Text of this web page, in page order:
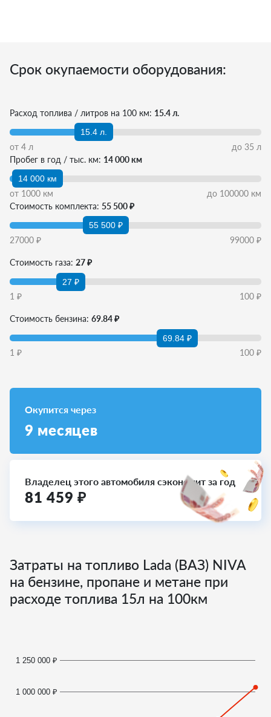
Срок окупаемости оборудования:
Расход топлива / литров на 100 км: 15.4 л.
15.4 л.
от 4 л до 35 л
Пробег в год / тыс. км: 14 000 км
14 000 км
от 1000 км до 100000 км
Стоимость комплекта: 55 500 ₽
55 500 ₽
27000 ₽ 99000 ₽
Стоимость газа: 27 ₽
27 ₽
1 ₽ 100 ₽
Стоимость бензина: 69.84 ₽
69.84 ₽
1 ₽ 100 ₽
Окупится через
9 месяцев
Владелец этого автомобиля сэкономит за год
81 459 ₽
Затраты на топливо Lada (ВАЗ) NIVA
на бензине, пропане и метане при
расходе топлива 15л на 100км
1 000 000 ₽
1 250 000 ₽